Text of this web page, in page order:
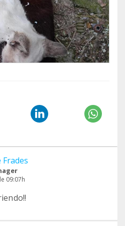
Frades
09:07h